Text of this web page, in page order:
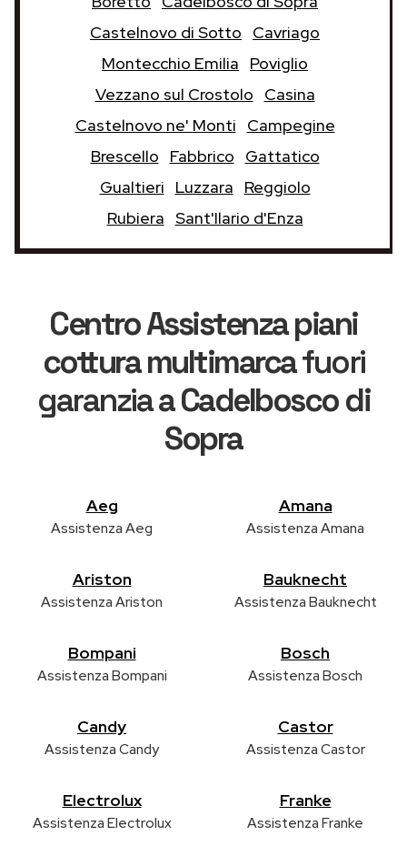
Castelnovo di Sotto
Cavriago
Montecchio Emilia
Poviglio
Vezzano sul Crostolo
Casina
Castelnovo ne' Monti
Campegine
Brescello
Fabbrico
Gattatico
Gualtieri
Luzzara
Reggiolo
Rubiera Sant'Ilario d'Enza
Centro Assistenza piani
cottura multimarcafuori
garanziaa Cadelbosco di
Sopra
Aeg
Assistenza Aeg
Amana
Assistenza Amana
Ariston
Assistenza Ariston
Bauknecht
Assistenza Bauknecht
Bompani
Assistenza Bompani
Bosch
Assistenza Bosch
Candy
Assistenza Candy
Castor
Assistenza Castor
Electrolux
Assistenza Electrolux
Franke
Assistenza Franke